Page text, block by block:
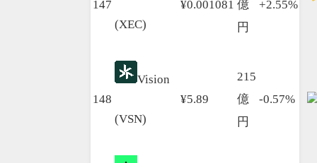
147
(XEC)
¥0.001081 億
円
+2.55%
148
Vision
(VSN)
¥5.89
215
億
円
-0.57%